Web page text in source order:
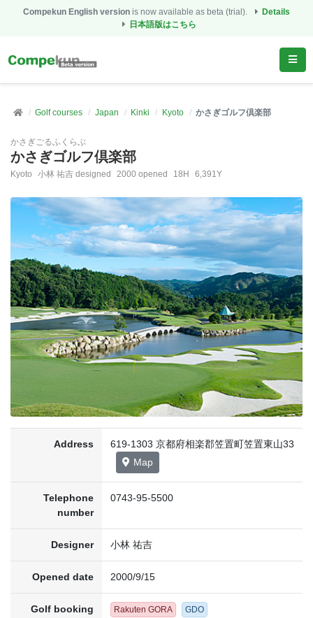
Compekun English version is now available as beta (trial).
Details
日本語版はこちら
Golf courses Japan Kinki Kyoto かさぎゴルフ倶楽部
かさぎごるふくらぶ
かさぎゴルフ倶楽部
Kyoto 小林 祐吉 designed 2000 opened 18H 6,391Y
Address
619-1303 京都府相楽郡笠置町笠置東山33
Map
Telephone
number
0743-95-5500
Designer 小林 祐吉
Opened date 2000/9/15
Golf booking Rakuten GORA GDO